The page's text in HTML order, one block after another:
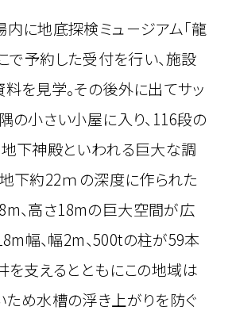
に地底探検ミュ－ジアム「龍
で予約した受付を行い、施設
を見学。その後外に出てサッ
の小さい小屋に入り、116段の
下神殿といわれる巨大な調
下約22ｍの深度に作られた
、高さ18mの巨大空間が広
幅、幅2m、500tの柱が59本
を支えるとともにこの地域は
め水槽の浮き上がりを防ぐ